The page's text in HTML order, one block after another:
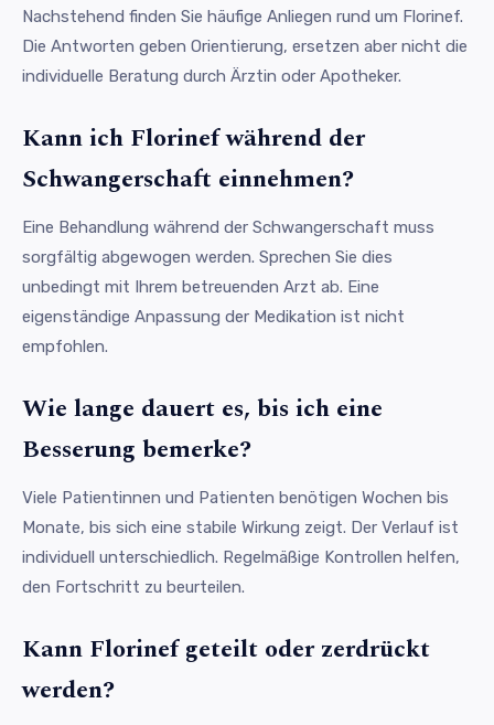
Nachstehend finden Sie häufige Anliegen rund um Florinef.
Die Antworten geben Orientierung, ersetzen aber nicht die
individuelle Beratung durch Ärztin oder Apotheker.
Kann ich Florinef während der
Schwangerschaft einnehmen?
Eine Behandlung während der Schwangerschaft muss
sorgfältig abgewogen werden. Sprechen Sie dies
unbedingt mit Ihrem betreuenden Arzt ab. Eine
eigenständige Anpassung der Medikation ist nicht
empfohlen.
Wie lange dauert es, bis ich eine
Besserung bemerke?
Viele Patientinnen und Patienten benötigen Wochen bis
Monate, bis sich eine stabile Wirkung zeigt. Der Verlauf ist
individuell unterschiedlich. Regelmäßige Kontrollen helfen,
den Fortschritt zu beurteilen.
Kann Florinef geteilt oder zerdrückt
werden?